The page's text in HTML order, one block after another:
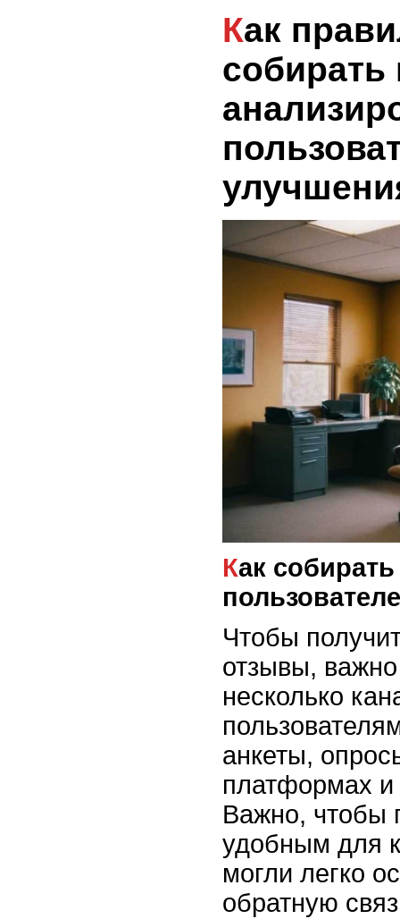
Как правильно
собирать
Как собирать отзывы
Чтобы
отзывы, важно
несколько
анкеты,
платформах и
Важно, чтобы
удобным для
могли легко
обратную